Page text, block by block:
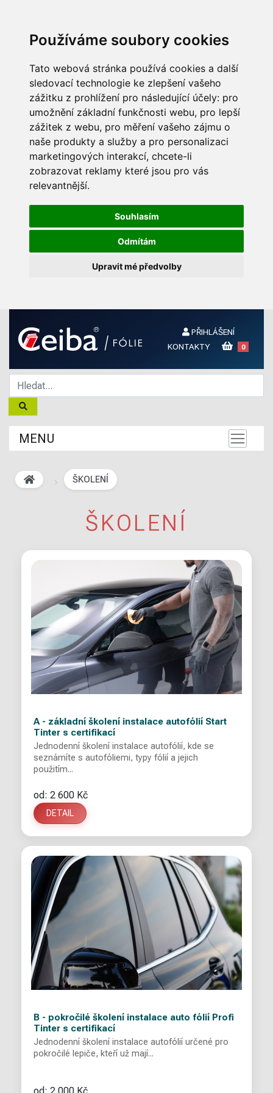
Používáme soubory cookies
Tato webová stránka používá cookies a další
sledovací technologie ke zlepšení vašeho
zážitku z prohlížení pro následující účely: pro
umožnění základní funkčnosti webu, pro lepší
zážitek z webu, pro měření vašeho zájmu o
naše produkty a služby a pro personalizaci
marketingových interakcí, chcete-li
zobrazovat reklamy které jsou pro vás
relevantnější.
Souhlasím
Odmítám
Upravit mé předvolby
PŘIHLÁŠENÍ
KONTAKTY
0
MENU
ŠKOLENÍ
ŠKOLENÍ
A - základní školení instalace autofólií Start
Tinter s certifikací
Jednodenní školení instalace autofólií, kde se
seznámíte s autofóliemi, typy fólií a jejich
použitím...
od: 2 600 Kč
DETAIL
B - pokročilé školení instalace auto fólií Profi
Tinter s certifikací
Jednodenní školení instalace autofólií určené pro
pokročilé lepiče, kteří už mají...